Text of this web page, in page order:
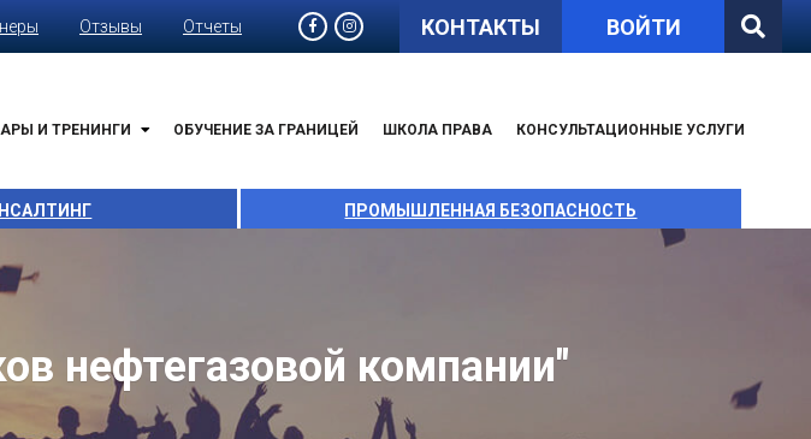
Отзывы Отчеты КОНТАКТЫ ВОЙТИ
И ТРЕНИНГИ ОБУЧЕНИЕ ЗА ГРАНИЦЕЙ ШКОЛА ПРАВА КОНСУЛЬТАЦИОННЫЕ УСЛУГИ
ПРОМЫШЛЕННАЯ БЕЗОПАСНОСТЬ
нефтегазовой компании"